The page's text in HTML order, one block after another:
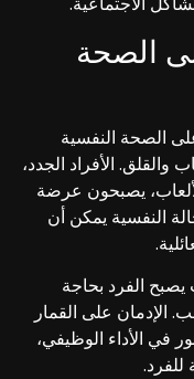
الصحة
الصحة النفسية
والقلق. الأفراد الجدد،
يصبحون عرضة
النفسية يمكن أن
يصبح الفرد بحاجة
الإدمان على القمار
في الأداء الوظيفي،
للفرد.